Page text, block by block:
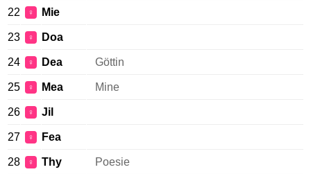
22 ♀ Mie
23 ♀ Doa
24 ♀ Dea Göttin
25 ♀ Mea Mine
26 ♀ Jil
27 ♀ Fea
28 ♀ Thy Poesie